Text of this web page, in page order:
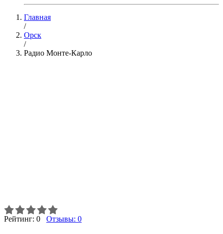
Главная
/
Орск
/
Радио Монте-Карло
Рейтинг: 0 Отзывы: 0